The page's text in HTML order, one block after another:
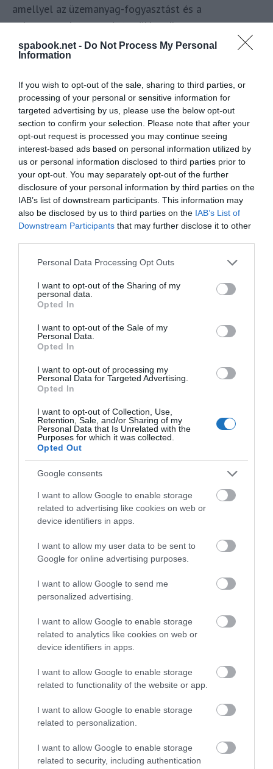
spabook.net - Do Not Process My Personal
Information
If you wish to opt-out of the sale, sharing to third parties, or
processing of your personal or sensitive information for
targeted advertising by us, please use the below opt-out
section to confirm your selection. Please note that after your
opt-out request is processed you may continue seeing
interest-based ads based on personal information utilized by
us or personal information disclosed to third parties prior to
your opt-out. You may separately opt-out of the further
disclosure of your personal information by third parties on the
IAB’s list of downstream participants. This information may
also be disclosed by us to third parties on the IAB’s List of
Downstream Participants that may further disclose it to other
Please note that this website/app uses one or more Google
not limited to your visit or usage behaviour. You may click to
grant or deny consent to Google and its third-party tags to
use your data for below specified purposes in below Google
consent section.
Personal Data Processing Opt Outs
I want to opt-out of the Sharing of my
personal data.
Opted In
I want to opt-out of the Sale of my
Personal Data.
Opted In
I want to opt-out of processing my
Personal Data for Targeted Advertising.
Opted In
I want to opt-out of Collection, Use,
Retention, Sale, and/or Sharing of my
Personal Data that Is Unrelated with the
Purposes for which it was collected.
Opted Out
Google consents
I want to allow Google to enable storage
related to advertising like cookies on web or
device identifiers in apps.
I want to allow my user data to be sent to
Google for online advertising purposes.
I want to allow Google to send me
personalized advertising.
I want to allow Google to enable storage
related to analytics like cookies on web or
device identifiers in apps.
I want to allow Google to enable storage
related to functionality of the website or app.
I want to allow Google to enable storage
related to personalization.
I want to allow Google to enable storage
related to security, including authentication
amellyel az üzemanyag-fogyasztást és a
zajszennyezést egyaránt csökkentik.
Csökkentett hajtóműves gurulás (RETI)
A leszállást követő földi gurulás, vagyis a „taxi”
során a repülőgépeknek nincs szükségük maximális
hajtómű-teljesítményre. Az Emirates pilótái ennek
megfelelően csökkentett hajtóműves gurulást
reduced engine taxi-in– RETI) alkalmaznak, vagyis
a repülőgép hajtómű-konfigurációjától függően egy
vagy két hajtóművet – a biztonság, valamint az
üzemeltetési hatékonyság veszélyeztetése nélkül –
leállítanak.
Az Emirates a hatékony járattervezés úttörőjeként és
korai alkalmazójaként 2003 óta alkalmaz rugalmas
útvonalakat. A légitársaság közvetlenül a
légiforgalmi irányítással és más iparági szervekkel
együttműködve dolgozik azon, hogy optimalizálja a
túl, ennek köszönhetően az Emirates kevesebb
üzemanyagot szállít, valamint használ fel, ami
alacsonyabb károsanyag-kibocsátást eredményez.
Technológia és innováció – Emirates
FlightPulse
Az Emirates valamennyi pilótája számára elérhetővé
tette a GE Digital Aviation Services-szel közösen
kifejlesztett FlightPulse modult. Az átfogó
adatelemző eszköz az egyes járatok biztonságára és
üzemanyag-hatékonyságára vonatkozó üzemeltetési
adatok és elemzések kulcsfontosságú elemeit
tartalmazza. Bevezetésével nagyban javult a
repülésirányítás és az Emirates pilótái közti
hatékonyabb repülést eredményez.
Súlypont-optimalizálás az Emirates
repülőgépein
repülés biztonságára és a repülőgép teljesítményére.
Annak érdekében, hogy növelje gépei aerodinamikai
hatékonyságát, és ezzel együtt csökkentse az
üzemanyag-használatot és a károsanyag-kibocsátást,